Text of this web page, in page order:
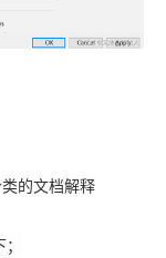
的文档解释